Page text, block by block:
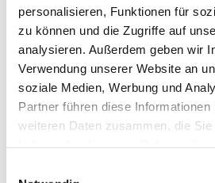
personalisieren, Funktionen für
zu können und die Zugriffe auf
analysieren. Außerdem geben wir
Verwendung unserer Website an
soziale Medien, Werbung und
Partner führen diese
weiteren Daten zusammen, die